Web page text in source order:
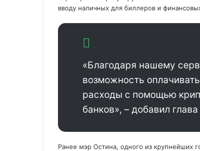
вводу наличных для биллеров и
«Благодаря нашему
возможность
расходы с помощью
банков», – добавил
Ранее мэр Остина, одного из крупнейших